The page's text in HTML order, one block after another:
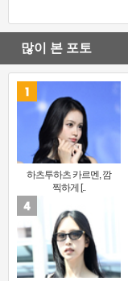
많이 본 포토
하츠투하츠 카르멘, 깜
찍하게 [..